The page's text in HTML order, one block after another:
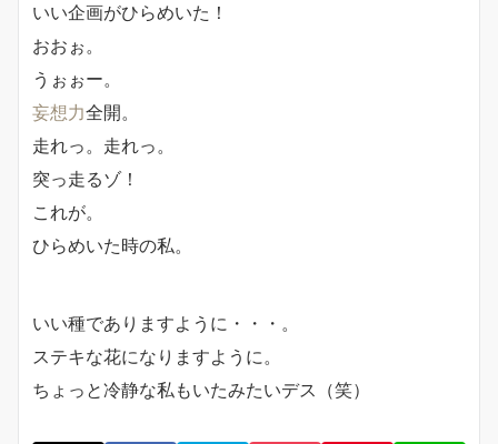
いい企画がひらめいた！
おおぉ。
うぉぉー。
妄想力全開。
走れっ。走れっ。
突っ走るゾ！
これが。
ひらめいた時の私。
いい種でありますように・・・。
ステキな花になりますように。
ちょっと冷静な私もいたみたいデス（笑）